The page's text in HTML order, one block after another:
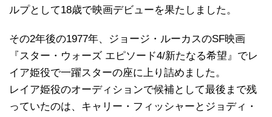
ルプとして18歳で映画デビューを果たしました。
その2年後の1977年、ジョージ・ルーカスのSF映画
『スター・ウォーズ エピソード4/新たなる希望』でレ
イア姫役で一躍スターの座に上り詰めました。
レイア姫役のオーディションで候補として最後まで残
っていたのは、キャリー・フィッシャーとジョディ・